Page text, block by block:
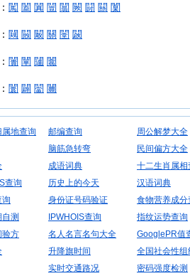
闖 闔 闐 闓 闒 闕 闘 闗 闑
闚 闝 闞 關 闛 闙
闠 闡 闥 闟
闤 闢 闣 闦
地查询 邮编查询
周公解梦大全
脑筋急转弯
民间偏方大全
成语词典
十二生肖属相
查询
历史上的今天
汉语词典
询
身份证号码验证
食物营养成分
测
IPWHOIS查询
指纹运势查询
验方
名人名言名句大全
GooglePR值
升降旗时间
全国社会性组
实时交通路况
密码强度检测